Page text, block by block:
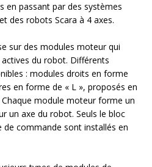
en passant par des systèmes
des robots Scara à 4 axes.
sur des modules moteur qui
du robot. Différents
: modules droits en forme
en forme de « L », proposés en
module moteur forme un
un axe du robot. Seuls le bloc
de commande sont installés en